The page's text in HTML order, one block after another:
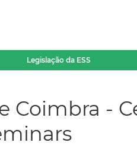
Legislação da ESS
Coimbra -